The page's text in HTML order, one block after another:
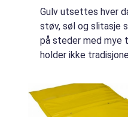
Gulv utsettes hver
støv, søl og slitasje
på steder med mye
holder ikke
valg for å få et jevnt,